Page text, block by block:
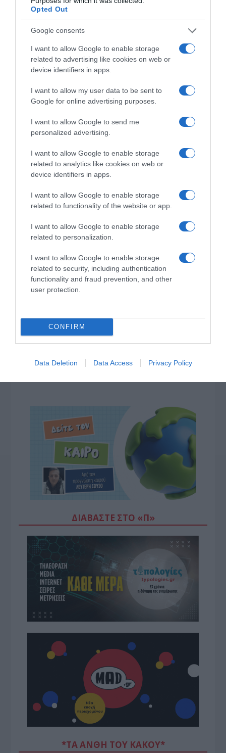
Opted Out
Google consents
I want to allow Google to enable storage
related to advertising like cookies on web or
device identifiers in apps.
I want to allow my user data to be sent to
Google for online advertising purposes.
I want to allow Google to send me
personalized advertising.
I want to allow Google to enable storage
related to analytics like cookies on web or
device identifiers in apps.
I want to allow Google to enable storage
related to functionality of the website or app.
I want to allow Google to enable storage
related to personalization.
I want to allow Google to enable storage
related to security, including authentication
functionality and fraud prevention, and other
user protection.
CONFIRM
Data Deletion Data Access Privacy Policy
ΤΟ ΒΙΒΛΙΟ ΣΤΟ “Π”
ΔΙΑΒΆΣΤΕ ΣΤΟ «Π»
*ΤΑ ΆΝΘΗ ΤΟΥ ΚΑΚΟΎ*